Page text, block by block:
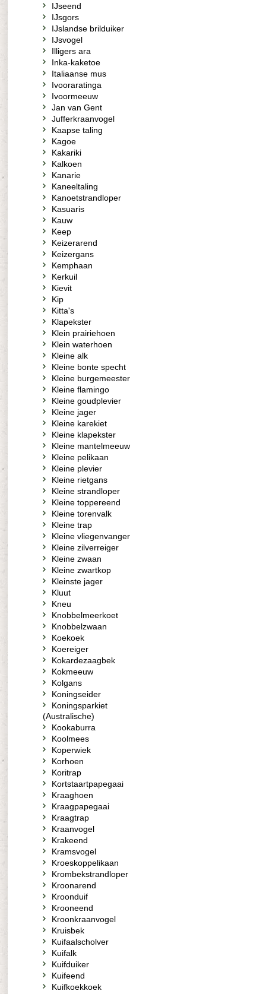
IJseend
IJsgors
IJslandse brilduiker
IJsvogel
Illigers ara
Inka-kaketoe
Italiaanse mus
Ivooraratinga
Ivoormeeuw
Jan van Gent
Jufferkraanvogel
Kaapse taling
Kagoe
Kakariki
Kalkoen
Kanarie
Kaneeltaling
Kanoetstrandloper
Kasuaris
Kauw
Keep
Keizerarend
Keizergans
Kemphaan
Kerkuil
Kievit
Kip
Kitta's
Klapekster
Klein prairiehoen
Klein waterhoen
Kleine alk
Kleine bonte specht
Kleine burgemeester
Kleine flamingo
Kleine goudplevier
Kleine jager
Kleine karekiet
Kleine klapekster
Kleine mantelmeeuw
Kleine pelikaan
Kleine plevier
Kleine rietgans
Kleine strandloper
Kleine toppereend
Kleine torenvalk
Kleine trap
Kleine vliegenvanger
Kleine zilverreiger
Kleine zwaan
Kleine zwartkop
Kleinste jager
Kluut
Kneu
Knobbelmeerkoet
Knobbelzwaan
Koekoek
Koereiger
Kokardezaagbek
Kokmeeuw
Kolgans
Koningseider
Koningsparkiet
(Australische)
Kookaburra
Koolmees
Koperwiek
Korhoen
Koritrap
Kortstaartpapegaai
Kraaghoen
Kraagpapegaai
Kraagtrap
Kraanvogel
Krakeend
Kramsvogel
Kroeskoppelikaan
Krombekstrandloper
Kroonarend
Kroonduif
Krooneend
Kroonkraanvogel
Kruisbek
Kuifaalscholver
Kuifalk
Kuifduiker
Kuifeend
Kuifkoekkoek